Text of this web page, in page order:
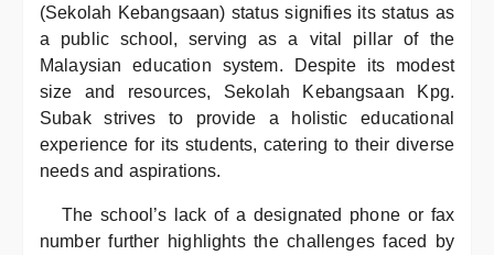
(Sekolah Kebangsaan) status signifies its status as
a public school, serving as a vital pillar of the
Malaysian education system. Despite its modest
size and resources, Sekolah Kebangsaan Kpg.
Subak strives to provide a holistic educational
experience for its students, catering to their diverse
needs and aspirations.
The school’s lack of a designated phone or fax
number further highlights the challenges faced by